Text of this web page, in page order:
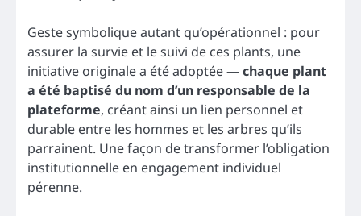
Geste symbolique autant qu’opérationnel : pour
assurer la survie et le suivi de ces plants, une
initiative originale a été adoptée —chaque plant
a été baptisé du nom d’un responsable de la
plateforme, créant ainsi un lien personnel et
durable entre les hommes et les arbres qu’ils
parrainent. Une façon de transformer l’obligation
institutionnelle en engagement individuel
pérenne.